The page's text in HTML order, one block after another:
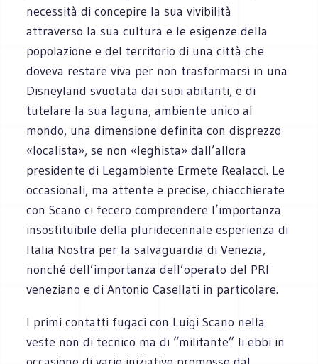
necessità di concepire la sua vivibilità
attraverso la sua cultura e le esigenze della
popolazione e del territorio di una città che
doveva restare viva per non trasformarsi in una
Disneyland svuotata dai suoi abitanti, e di
tutelare la sua laguna, ambiente unico al
mondo, una dimensione definita con disprezzo
«localista», se non «leghista» dall’allora
presidente di Legambiente Ermete Realacci. Le
occasionali, ma attente e precise, chiacchierate
con Scano ci fecero comprendere l’importanza
insostituibile della pluridecennale esperienza di
Italia Nostra per la salvaguardia di Venezia,
nonché dell’importanza dell’operato del PRI
veneziano e di Antonio Casellati in particolare.
I primi contatti fugaci con Luigi Scano nella
veste non di tecnico ma di “militante” li ebbi in